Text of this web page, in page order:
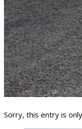
Sorry, this entry is